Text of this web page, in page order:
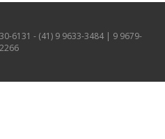
6131 - (41) 9 9633-3484 | 9 9679-
2266